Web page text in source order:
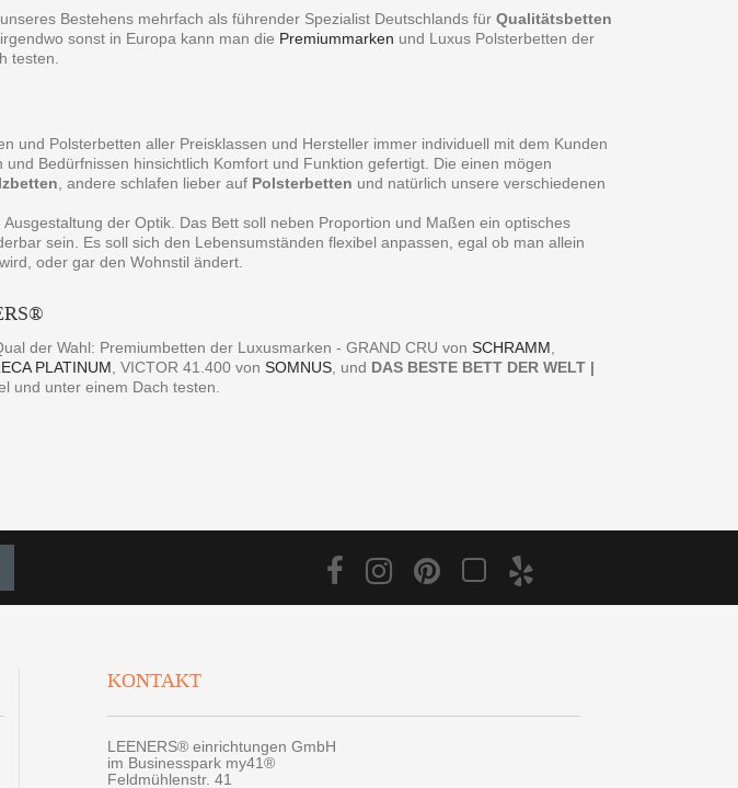
Bestehens mehrfach als führender Spezialist Deutschlands fürQualitätsbetten
sonst in Europa kann man die Premiummarken und Luxus Polsterbetten der
testen.
und Polsterbetten aller Preisklassen und Hersteller immer individuell mit dem Kunden
Bedürfnissen hinsichtlich Komfort und Funktion gefertigt. Die einen mögen
, andere schlafen lieber auf Polsterbetten und natürlich unsere verschiedenen
der Optik. Das Bett soll neben Proportion und Maßen ein optisches
sein. Es soll sich den Lebensumständen flexibel anpassen, egal ob man allein
oder gar den Wohnstil ändert.
der Wahl: Premiumbetten der Luxusmarken - GRAND CRU vonSCHRAMM,
PLATINUM, VICTOR 41.400 vonSOMNUS, und DAS BESTE BETT DER WELT |
und unter einem Dach testen.
KONTAKT
LEENERS® einrichtungen GmbH
im Businesspark my41®
Feldmühlenstr. 41